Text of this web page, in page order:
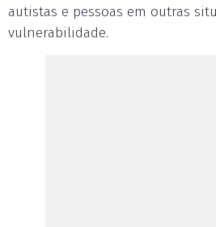
autistas e pessoas em outras
vulnerabilidade.